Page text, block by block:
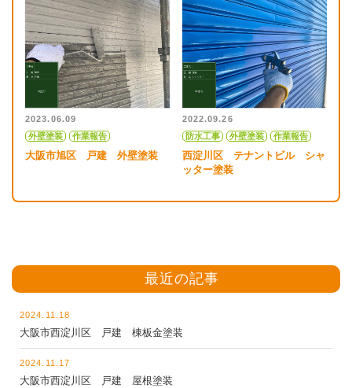
2023.06.09
外壁塗装
作業報告
大阪市旭区 戸建 外壁塗装
2022.09.26
防水工事
外壁塗装 作業報告
西淀川区 テナントビル シャ
ッター塗装
最近の記事
2024.11.18
大阪市西淀川区 戸建 棟板金塗装
2024.11.17
大阪市西淀川区 戸建 屋根塗装